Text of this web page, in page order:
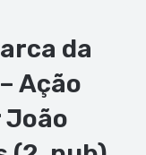
da
Ação
João